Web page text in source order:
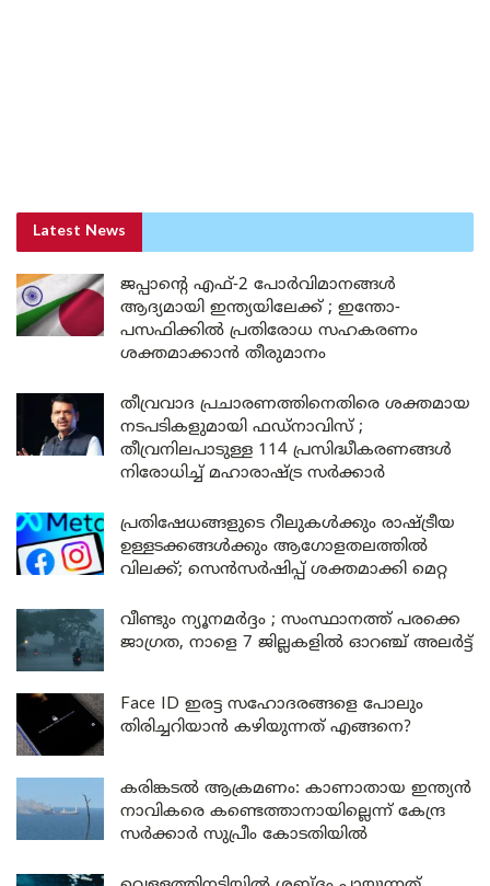
Latest News
ജപ്പാന്റെ എഫ്-2 പോർവിമാനങ്ങൾ
ആദ്യമായി ഇന്ത്യയിലേക്ക് ; ഇന്തോ-
പസഫിക്കിൽ പ്രതിരോധ സഹകരണം
ശക്തമാക്കാൻ തീരുമാനം
തീവ്രവാദ പ്രചാരണത്തിനെതിരെ ശക്തമായ
നടപടികളുമായി ഫഡ്നാവിസ് ;
തീവ്രനിലപാടുള്ള 114 പ്രസിദ്ധീകരണങ്ങൾ
നിരോധിച്ച് മഹാരാഷ്ട്ര സർക്കാർ
പ്രതിഷേധങ്ങളുടെ റീലുകൾക്കും രാഷ്ട്രീയ
ഉള്ളടക്കങ്ങൾക്കും ആഗോളതലത്തിൽ
വിലക്ക്; സെൻസർഷിപ്പ് ശക്തമാക്കി മെറ്റ
വീണ്ടും ന്യൂനമർദ്ദം ; സംസ്ഥാനത്ത് പരക്കെ
ജാഗ്രത, നാളെ 7 ജില്ലകളിൽ ഓറഞ്ച് അലർട്ട്
Face ID ഇരട്ട സഹോദരങ്ങളെ പോലും
തിരിച്ചറിയാൻ കഴിയുന്നത് എങ്ങനെ?
കരിങ്കടൽ ആക്രമണം: കാണാതായ ഇന്ത്യൻ
നാവികരെ കണ്ടെത്താനായില്ലെന്ന് കേന്ദ്ര
സർക്കാർ സുപ്രീം കോടതിയിൽ